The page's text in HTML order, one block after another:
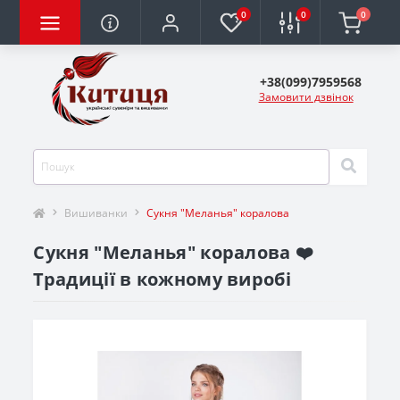
0 0 0
+38(099)7959568
Замовити дзвінок
Вишиванки Сукня "Меланья" коралова
Сукня "Меланья" коралова ❤️
Традиції в кожному виробі